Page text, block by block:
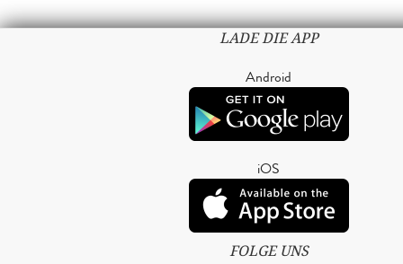
LADE DIE APP
Android
iOS
FOLGE UNS